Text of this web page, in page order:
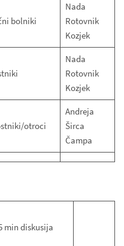
bolniki
Nada
Rotovnik
Kozjek
Nada
Rotovnik
Kozjek
otroci
Andreja
Širca
Čampa
min diskusija